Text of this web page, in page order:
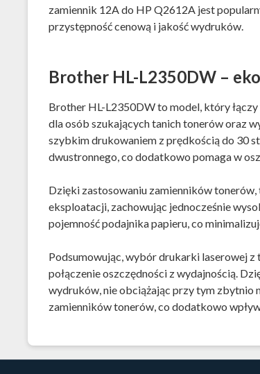
zamiennik 12A do HP Q2612A jest
przystępność cenową i jakość wydruków.
Brother HL-L2350DW –
Brother HL-L2350DW to model, który
dla osób szukających tanich tonerów oraz
szybkim drukowaniem z prędkością do 30
dwustronnego, co dodatkowo pomaga w
Dzięki zastosowaniu zamienników tonerów,
eksploatacji, zachowując jednocześnie
pojemność podajnika papieru, co
Podsumowując, wybór drukarki laserowej
połączenie oszczędności z wydajnością.
wydruków, nie obciążając przy tym zbytnio
zamienników tonerów, co dodatkowo